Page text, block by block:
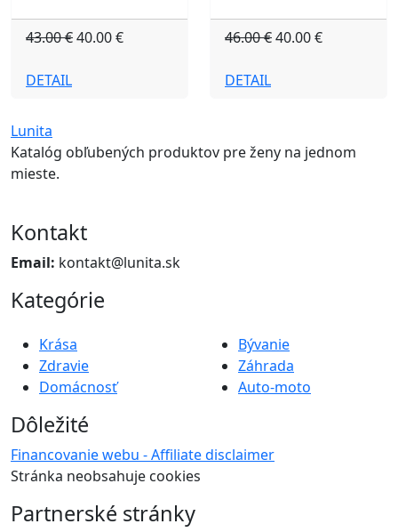
43.00 €40.00 €
DETAIL
46.00 €40.00 €
DETAIL
Lunita
Katalóg obľubených produktov pre ženy na jednom
mieste.
Kontakt
Email: kontakt@lunita.sk
Kategórie
Krása
Zdravie
Domácnosť
Bývanie
Záhrada
Auto-moto
Dôležité
Financovanie webu - Affiliate disclaimer
Stránka neobsahuje cookies
Partnerské stránky